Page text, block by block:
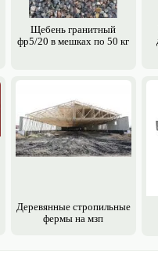
Щебень гранитный
фр5/20 в мешках по 50 кг
Деревянные стропильные
фермы на мзп